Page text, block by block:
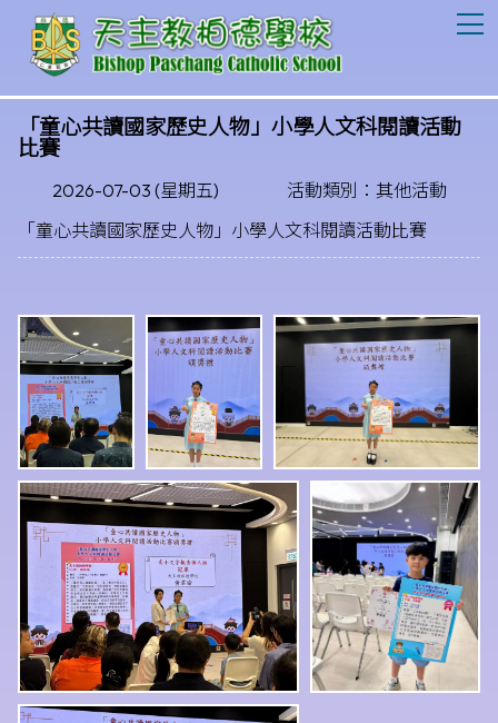
「童心共讀國家歷史人物」小學人文科閱讀活動
比賽
2026-07-03 (星期五)
活動類別：其他活動
「童心共讀國家歷史人物」小學人文科閱讀活動比賽